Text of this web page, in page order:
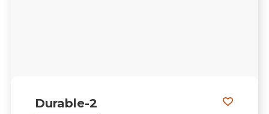
Durable-2